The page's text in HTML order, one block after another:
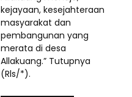
kejayaan, kesejahteraan
masyarakat dan
pembangunan yang
merata di desa
Allakuang.” Tutupnya
(Rls/*).